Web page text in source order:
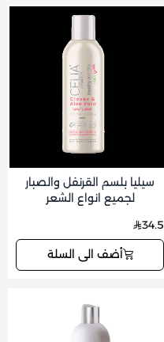
سيليا بلسم القرنفل والصبار
لجميع انواع الشعر
34.5
أضف الى السلة